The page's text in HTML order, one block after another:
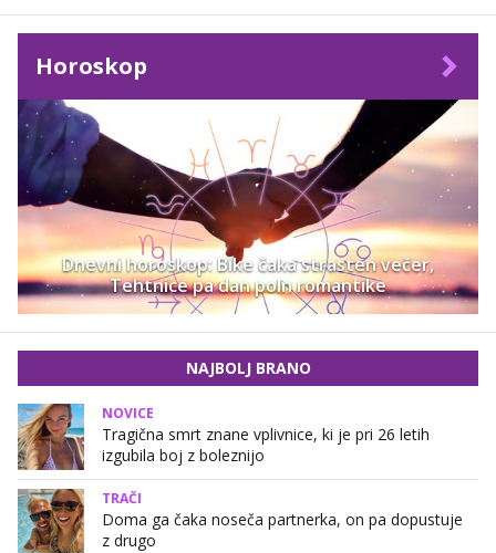
Horoskop
Dnevni horoskop: Bike čaka strasten večer,
Tehtnice pa dan poln romantike
NAJBOLJ BRANO
NOVICE
Tragična smrt znane vplivnice, ki je pri 26 letih
izgubila boj z boleznijo
TRAČI
Doma ga čaka noseča partnerka, on pa dopustuje
z drugo